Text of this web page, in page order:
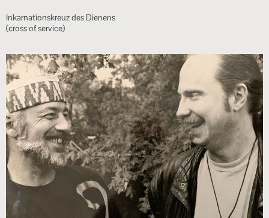
Inkarnationskreuz des Dienens
(cross of service)